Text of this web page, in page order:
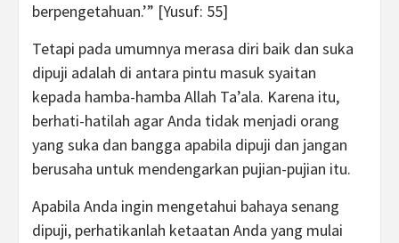
berpengetahuan.’” [Yusuf: 55]
Tetapi pada umumnya merasa diri baik dan suka
dipuji adalah di antara pintu masuk syaitan
kepada hamba-hamba Allah Ta’ala. Karena itu,
berhati-hatilah agar Anda tidak menjadi orang
yang suka dan bangga apabila dipuji dan jangan
berusaha untuk mendengarkan pujian-pujian itu.
Apabila Anda ingin mengetahui bahaya senang
dipuji, perhatikanlah ketaatan Anda yang mulai